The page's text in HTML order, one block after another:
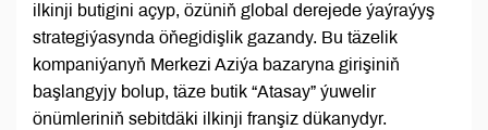
ilkinji butigini açyp, özüniň global derejede ýaýraýyş
strategiýasynda öňegidişlik gazandy. Bu täzelik
kompaniýanyň Merkezi Aziýa bazaryna girişiniň
başlangyjy bolup, täze butik “Atasay” ýuwelir
önümleriniň sebitdäki ilkinji franşiz dükanydyr.